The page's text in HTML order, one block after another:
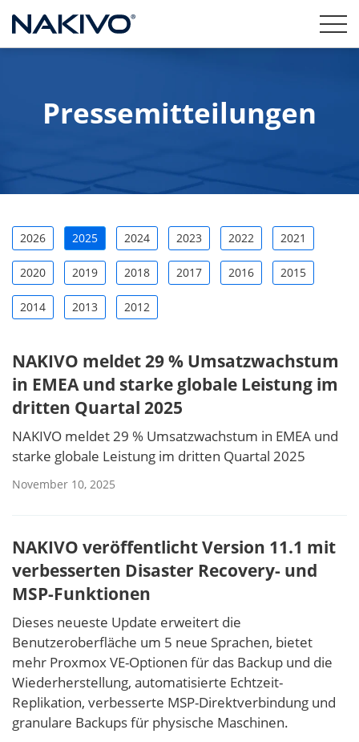
Pressemitteilungen
2026 2025 2024 2023 2022 2021
2020 2019 2018 2017 2016 2015
2014 2013 2012
NAKIVO meldet 29 % Umsatzwachstum
in EMEA und starke globale Leistung im
dritten Quartal 2025
NAKIVO meldet 29 % Umsatzwachstum in EMEA und
starke globale Leistung im dritten Quartal 2025
November 10, 2025
NAKIVO veröffentlicht Version 11.1 mit
verbesserten Disaster Recovery- und
MSP-Funktionen
Dieses neueste Update erweitert die
Benutzeroberfläche um 5 neue Sprachen, bietet
mehr Proxmox VE-Optionen für das Backup und die
Wiederherstellung, automatisierte Echtzeit-
Replikation, verbesserte MSP-Direktverbindung und
granulare Backups für physische Maschinen.